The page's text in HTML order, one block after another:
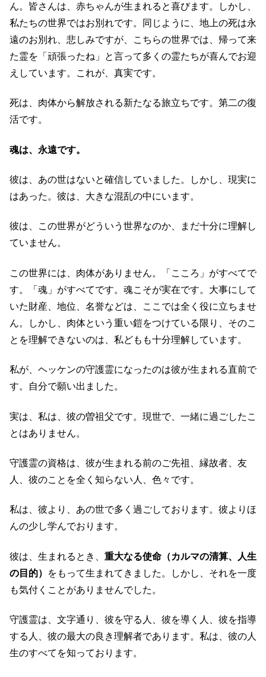
ん。皆さんは、赤ちゃんが生まれると喜びます。しかし、
私たちの世界ではお別れです。同じように、地上の死は永
遠のお別れ、悲しみですが、こちらの世界では、帰って来
た霊を「頑張ったね」と言って多くの霊たちが喜んでお迎
えしています。これが、真実です。
死は、肉体から解放される新たなる旅立ちです。第二の復
活です。
魂は、永遠です。
彼は、あの世はないと確信していました。しかし、現実に
はあった。彼は、大きな混乱の中にいます。
彼は、この世界がどういう世界なのか、まだ十分に理解し
ていません。
この世界には、肉体がありません。「こころ」がすべてで
す。「魂」がすべてです。魂こそが実在です。大事にして
いた財産、地位、名誉などは、ここでは全く役に立ちませ
ん。しかし、肉体という重い鎧をつけている限り、そのこ
とを理解できないのは、私どもも十分理解しています。
私が、ヘッケンの守護霊になったのは彼が生まれる直前で
す。自分で願い出ました。
実は、私は、彼の曽祖父です。現世で、一緒に過ごしたこ
とはありません。
守護霊の資格は、彼が生まれる前のご先祖、縁故者、友
人、彼のことを全く知らない人、色々です。
私は、彼より、あの世で多く過ごしております。彼よりほ
んの少し学んでおります。
彼は、生まれるとき、 重大なる使命（カルマの清算、人生
の目的）
をもって生まれてきました。しかし、それを一度
も気付くことがありませんでした。
守護霊は、文字通り、彼を守る人、彼を導く人、彼を指導
する人、彼の最大の良き理解者であります。私は、彼の人
生のすべてを知っております。